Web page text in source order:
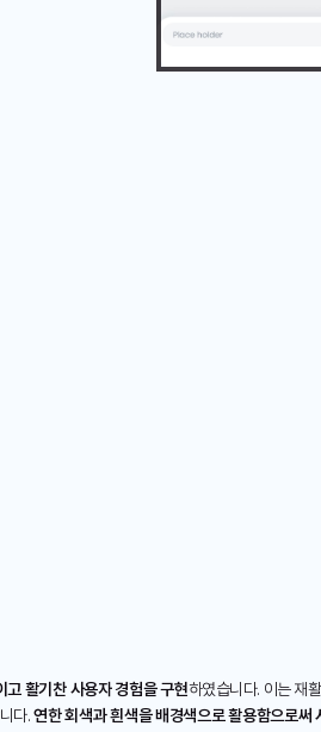
활기찬 사용자 경험을 구현하였습니다. 이는 재
다.연한 회색과 흰색을 배경색으로 활용함으로써